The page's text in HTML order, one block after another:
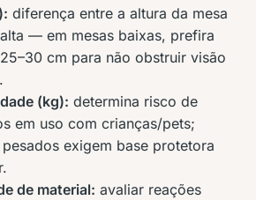
diferença entre a altura da mesa
— em mesas baixas, prefira
cm para não obstruir visão
(kg): determina risco de
em uso com crianças/pets;
exigem base protetora
de material: avaliar reações